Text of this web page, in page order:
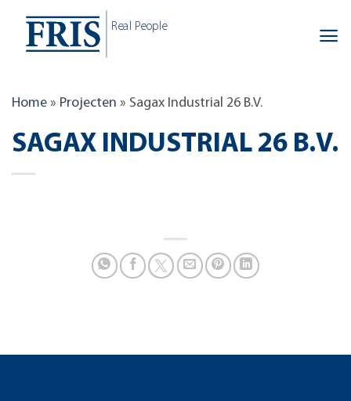
content
Real People
Home » Projecten » Sagax Industrial 26 B.V.
SAGAX INDUSTRIAL 26 B.V.